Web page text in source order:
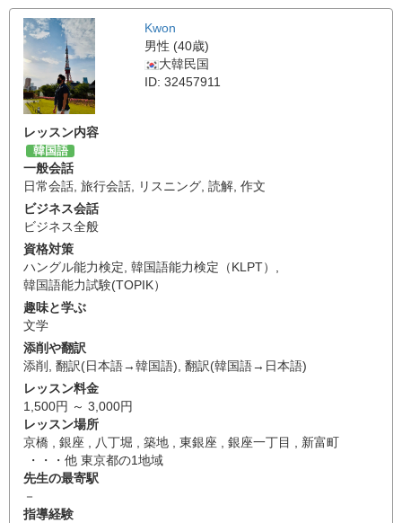
Kwon
男性 (40歳)
大韓民国
ID: 32457911
レッスン内容
韓国語
一般会話
日常会話 旅行会話 リスニング 読解 作文
ビジネス会話
ビジネス全般
資格対策
ハングル能力検定 韓国語能力検定（KLPT）
韓国語能力試験(TOPIK）
趣味と学ぶ
文学
添削や翻訳
添削 翻訳(日本語→韓国語) 翻訳(韓国語→日本語)
レッスン料金
1,500円 ～ 3,000円
レッスン場所
京橋 , 銀座 , 八丁堀 , 築地 , 東銀座 , 銀座一丁目 , 新富町
・・・他 東京都の1地域
先生の最寄駅
－
指導経験